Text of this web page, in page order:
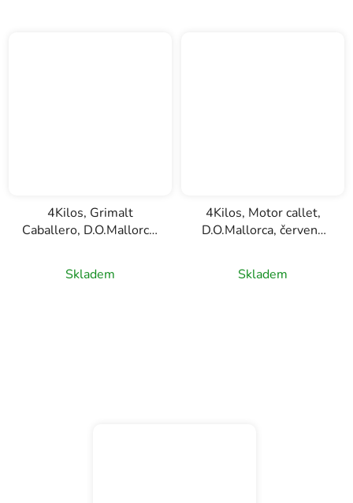
4Kilos, Grimalt
Caballero, D.O.Mallorca,
Skladem
4Kilos, Motor callet,
D.O.Mallorca, červené
Skladem